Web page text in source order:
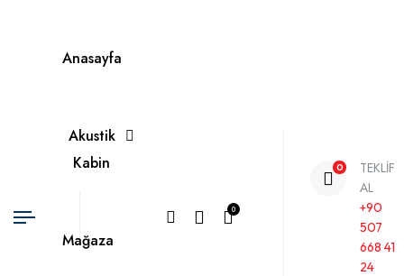
Anasayfa
Akustik
Kabin
Mağaza
0
0
TEKLIF
AL
+90
507
668 41
24